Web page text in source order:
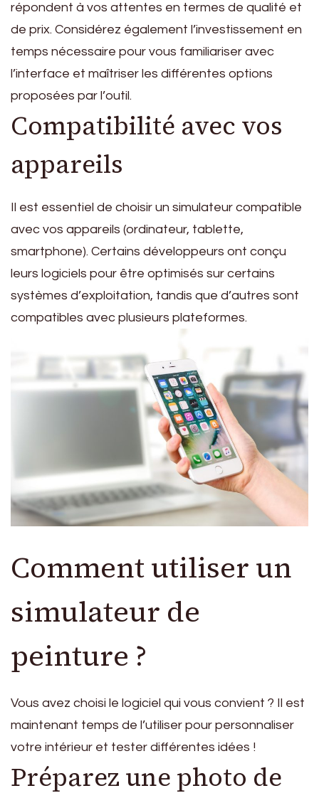
répondent à vos attentes en termes de qualité et
de prix. Considérez également l’investissement en
temps nécessaire pour vous familiariser avec
l’interface et maîtriser les différentes options
proposées par l’outil.
Compatibilité avec vos
appareils
Il est essentiel de choisir un simulateur compatible
avec vos appareils (ordinateur, tablette,
smartphone). Certains développeurs ont conçu
leurs logiciels pour être optimisés sur certains
systèmes d’exploitation, tandis que d’autres sont
compatibles avec plusieurs plateformes.
Comment utiliser un
simulateur de
peinture ?
Vous avez choisi le logiciel qui vous convient ? Il est
maintenant temps de l’utiliser pour personnaliser
votre intérieur et tester différentes idées !
Préparez une photo de